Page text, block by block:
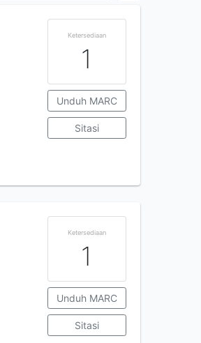
Ketersediaan
1
Unduh MARC
Sitasi
Ketersediaan
1
Unduh MARC
Sitasi